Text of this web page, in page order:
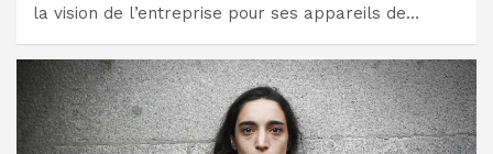
la vision de l’entreprise pour ses appareils de…